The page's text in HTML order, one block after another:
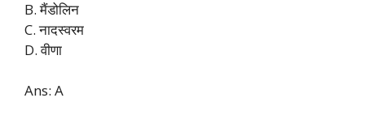
B. मैंडोलिन
C. नादस्वरम
D. वीणा
Ans: A